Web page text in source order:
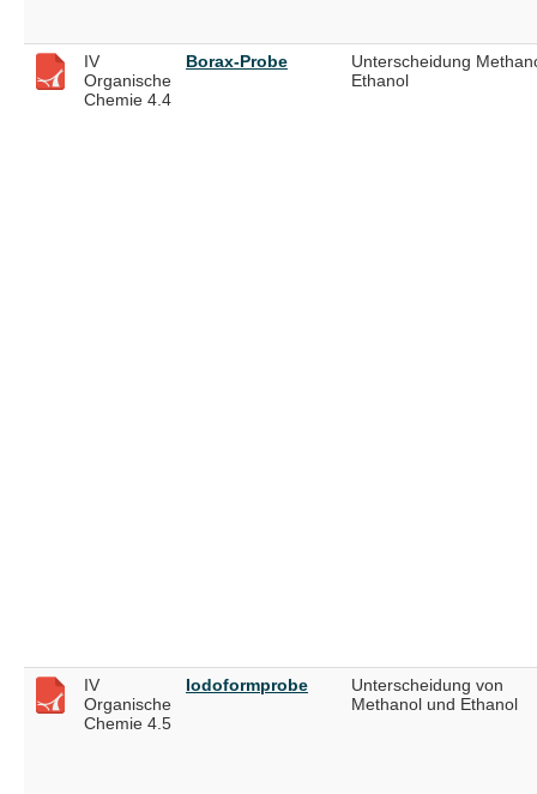
IV
Organische
Chemie 4.4
Borax-Probe
Unterscheidung
Ethanol
IV
Organische
Chemie 4.5
Iodoformprobe
Unterscheidung von
Methanol und Ethanol